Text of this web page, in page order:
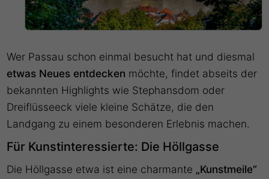
Wer Passau schon einmal besucht hat und diesmal
etwas Neues entdecken möchte, findet abseits der
bekannten Highlights wie Stephansdom oder
Dreiflüsseeck viele kleine Schätze, die den
Landgang zu einem besonderen Erlebnis machen.
Für Kunstinteressierte: Die Höllgasse
Die Höllgasse etwa ist eine charmante „Kunstmeile“